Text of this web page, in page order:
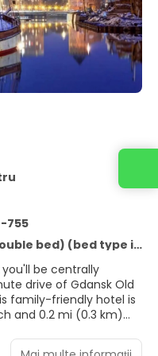
755
Deluxe Double room (full double bed) (bed type is subject to availability)
be centrally
drive of Gdansk Old
and 0.2 mi (0.3 km)